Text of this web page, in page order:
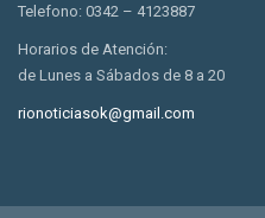
Telefono: 0342 – 4123887
Horarios de Atención:
de Lunes a Sábados de 8 a 20
rionoticiasok@gmail.com